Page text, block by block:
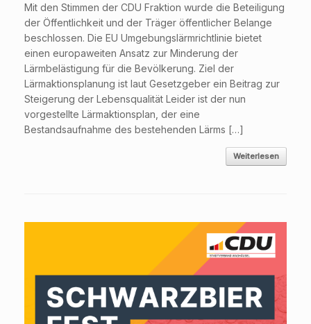
Mit den Stimmen der CDU Fraktion wurde die Beteiligung
der Öffentlichkeit und der Träger öffentlicher Belange
beschlossen. Die EU Umgebungslärmrichtlinie bietet
einen europaweiten Ansatz zur Minderung der
Lärmbelästigung für die Bevölkerung. Ziel der
Lärmaktionsplanung ist laut Gesetzgeber ein Beitrag zur
Steigerung der Lebensqualität Leider ist der nun
vorgestellte Lärmaktionsplan, der eine
Bestandsaufnahme des bestehenden Lärms […]
Weiterlesen